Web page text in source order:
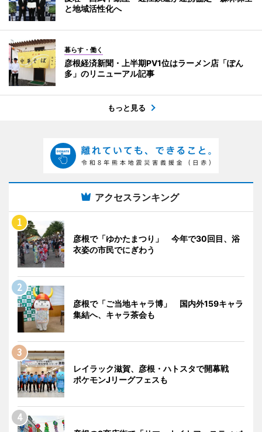
と地域活性化へ
暮らす・働く
彦根経済新聞・上半期PV1位はラーメン店「ぽん
多」のリニューアル記事
もっと見る
アクセスランキング
彦根で「ゆかたまつり」 今年で30回目、浴
衣姿の市民でにぎわう
彦根で「ご当地キャラ博」 国内外159キャラ
集結へ、キャラ茶会も
レイラック滋賀、彦根・ハトスタで開幕戦
ポケモンJリーグフェスも